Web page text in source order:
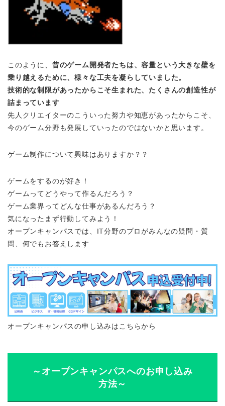
このように、 昔のゲーム開発者たちは、容量という大きな壁を
乗り越えるために、様々な工夫を凝らしていました。
技術的な制限があったからこそ生まれた、たくさんの創造性が
詰まっています
先人クリエイターのこういった努力や知恵があったからこそ、
今のゲーム分野も発展していったのではないかと思います。
ゲーム制作について興味はありますか？？
ゲームをするのが好き！
ゲームってどうやって作るんだろう？
ゲーム業界ってどんな仕事があるんだろう？
気になったまず行動してみよう！
オープンキャンパスでは、IT分野のプロがみんなの疑問・質
問、何でもお答えします
オープンキャンパスの申し込みはこちらから
～オープンキャンパスへのお申し込み
方法～